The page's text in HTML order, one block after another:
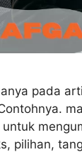
pada
pilihan,